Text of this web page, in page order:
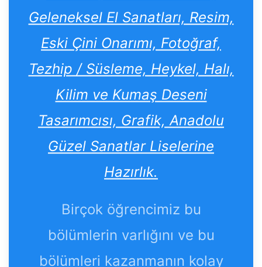
Geleneksel El Sanatları, Resim,
Eski Çini Onarımı, Fotoğraf,
Tezhip / Süsleme, Heykel, Halı,
Kilim ve Kumaş Deseni
Tasarımcısı, Grafik, Anadolu
Güzel Sanatlar Liselerine
Hazırlık.
Birçok öğrencimiz bu
bölümlerin varlığını ve bu
bölümleri kazanmanın kolay